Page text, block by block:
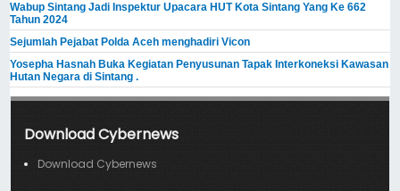
Wabup Sintang Jadi Inspektur Upacara HUT Kota Sintang Yang Ke 662
Tahun 2024
Sejumlah Pejabat Polda Aceh menghadiri Vicon
Yosepha Hasnah Buka Kegiatan Penyusunan Tapak Interkoneksi Kawasan
Hutan Negara di Sintang .
Download Cybernews
Download Cybernews